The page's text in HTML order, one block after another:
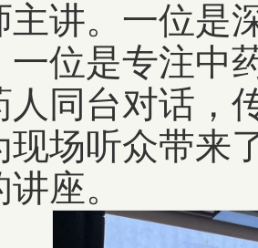
主讲。一位是
一位是专注中
人同台对话，
现场听众带来
座。